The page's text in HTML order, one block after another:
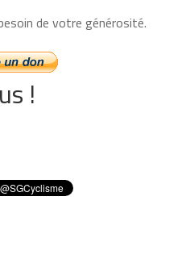
de votre générosité.
!